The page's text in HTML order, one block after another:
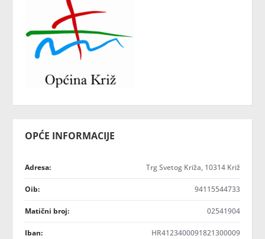
OPĆE INFORMACIJE
Adresa: Trg Svetog Križa, 10314 Križ
Oib: 94115544733
Matični broj: 02541904
Iban: HR4123400091821300009